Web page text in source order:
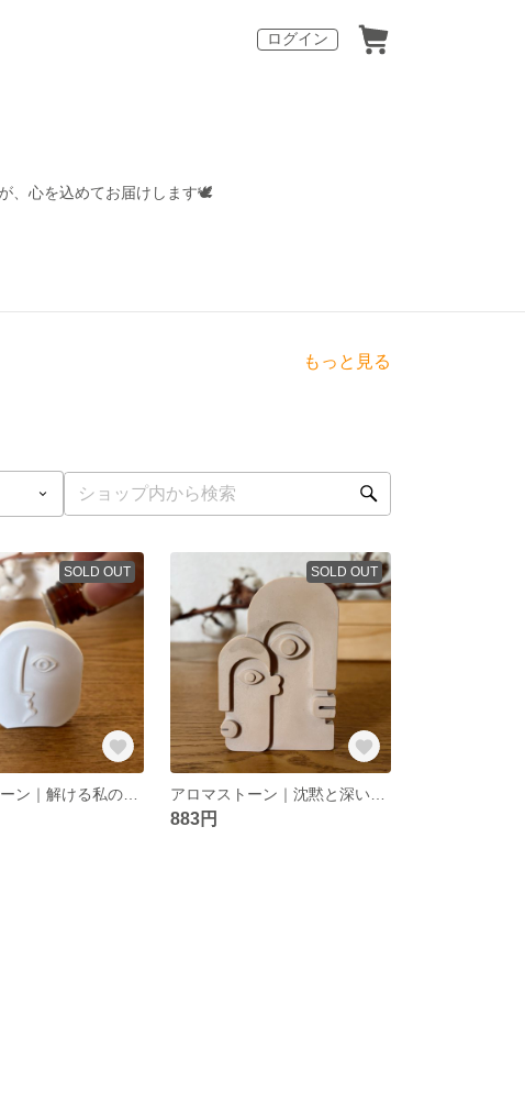
ログイン
、心を込めてお届けします🕊️
もっと見る
SOLD OUT SOLD OUT
883円